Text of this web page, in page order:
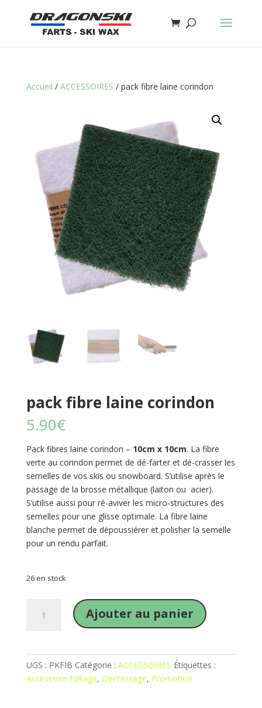
Accueil / ACCESSOIRES / pack fibre laine corindon
pack fibre laine corindon
5.90€
Pack fibres laine corindon – 10cm x 10cm. La fibre
verte au corindon permet de dé-farter et dé-crasser les
semelles de vos skis ou snowboard. S’utilise après le
passage de la brosse métallique (laiton ou acier).
S’utilise aussi pour ré-aviver les micro-structures des
semelles pour une glisse optimale. La fibre laine
blanche permet de dépoussiérer et polisher la semelle
pour un rendu parfait.
26 en stock
Ajouter au panier
UGS : PKFIB Catégorie : ACCESSOIRES Étiquettes :
Accessoire fartage, Décrassage, Promotion